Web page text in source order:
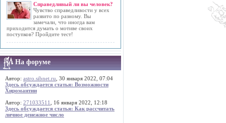
Справедливый ли вы человек?
Чувство справедливости у всех
развито по разному. Вы
замечали, что иногда вам
приходится думать о мотиве своих
поступков? Пройдите тест!
На форуме
Автор: astro.sibnet.ru , 30 января 2022, 07:04
Здесь обсуждается статья: Возможности
Хиромантии
Автор: 271033511
, 16 января 2022, 12:18
Здесь обсуждается статья: Как рассчитать
личное денежное число